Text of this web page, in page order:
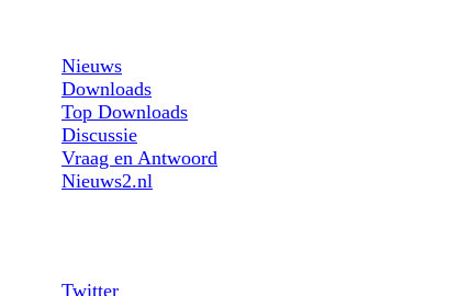
Nieuws
Downloads
Top Downloads
Discussie
Vraag en Antwoord
Nieuws2.nl
Twitter